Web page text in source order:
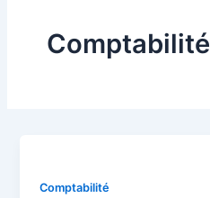
Comptabilité
Comptabilité